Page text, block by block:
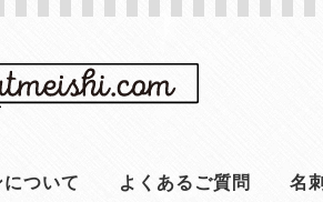
ついて よくあるご質問 名